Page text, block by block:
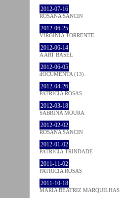
2012-07-16
ROSANA SANCIN
2012-06-25
VIRGINIA TORRENTE
2012-06-14
A ART BASEL
2012-06-05
dOCUMENTA (13)
2012-04-26
PATRÍCIA ROSAS
2012-03-18
SABRINA MOURA
2012-02-02
ROSANA SANCIN
2012-01-02
PATRÍCIA TRINDADE
2011-11-02
PATRÍCIA ROSAS
2011-10-18
MARIA BEATRIZ MARQUILHAS